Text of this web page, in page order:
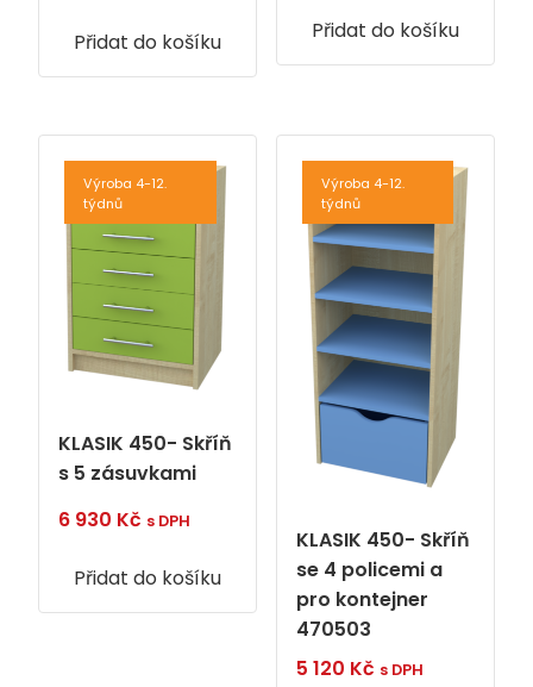
Přidat do košíku Přidat do košíku
Výroba 4-12.
týdnů
KLASIK 450- Skříň
s 5 zásuvkami
6 930 Kč s DPH
Přidat do košíku
Výroba 4-12.
týdnů
KLASIK 450- Skříň
se 4 policemi a
pro kontejner
470503
5 120 Kč s DPH